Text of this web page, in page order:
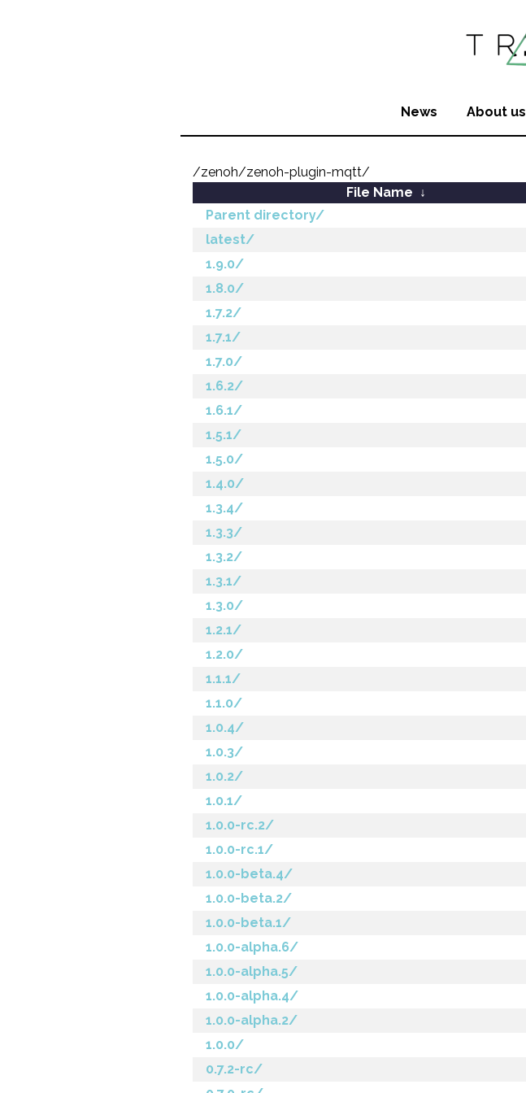
News About us
/zenoh/zenoh-plugin-mqtt/
File Name ↓
Parent directory/
latest/
1.9.0/
1.8.0/
1.7.2/
1.7.1/
1.7.0/
1.6.2/
1.6.1/
1.5.1/
1.5.0/
1.4.0/
1.3.4/
1.3.3/
1.3.2/
1.3.1/
1.3.0/
1.2.1/
1.2.0/
1.1.1/
1.1.0/
1.0.4/
1.0.3/
1.0.2/
1.0.1/
1.0.0-rc.2/
1.0.0-rc.1/
1.0.0-beta.4/
1.0.0-beta.2/
1.0.0-beta.1/
1.0.0-alpha.6/
1.0.0-alpha.5/
1.0.0-alpha.4/
1.0.0-alpha.2/
1.0.0/
0.7.2-rc/